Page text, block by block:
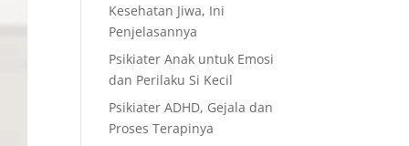
Kesehatan Jiwa, Ini
Penjelasannya
Psikiater Anak untuk Emosi
dan Perilaku Si Kecil
Psikiater ADHD, Gejala dan
Proses Terapinya